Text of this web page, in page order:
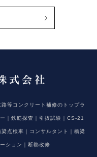
等コンクリート補修のトップラ
｜鉄筋探査｜引抜試験｜CS-21
点検車｜コンサルタント｜橋梁
ション｜断熱改修